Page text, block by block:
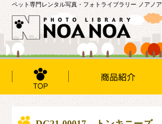
ペット専門レンタル写真・フォトライブラリー ノアノア